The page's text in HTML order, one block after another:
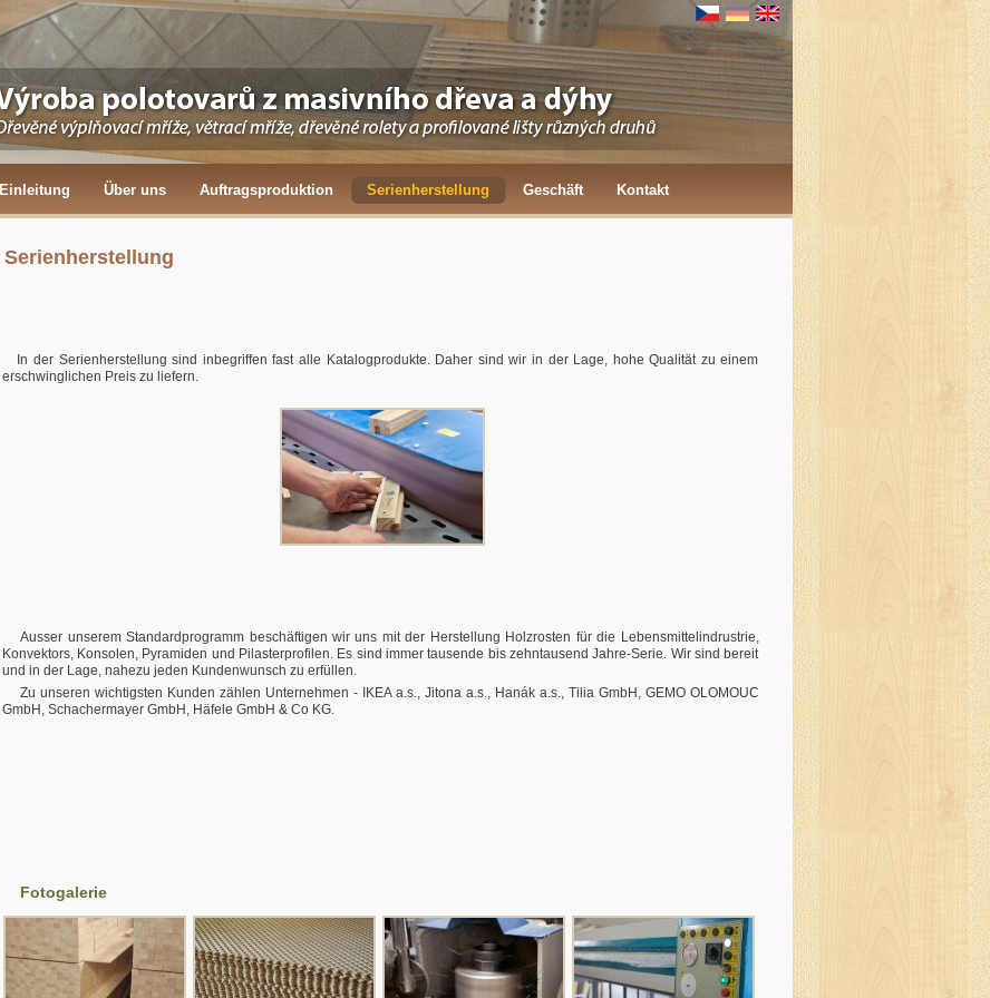
Einleitung Über uns Auftragsproduktion Serienherstellung Geschäft Kontakt
Serienherstellung
In der Serienherstellung sind inbegriffen fast alle Katalogprodukte. Daher sind wir in der Lage, hohe Qualität zu einem
erschwinglichen Preis zu liefern.
Ausser unserem Standardprogramm beschäftigen wir uns mit der Herstellung Holzrosten für die Lebensmittelindrustrie,
Konvektors, Konsolen, Pyramiden und Pilasterprofilen. Es sind immer tausende bis zehntausend Jahre-Serie. Wir sind bereit
und in der Lage, nahezu jeden Kundenwunsch zu erfüllen.
Zu unseren wichtigsten Kunden zählen Unternehmen - IKEA a.s., Jitona a.s., Hanák a.s., Tilia GmbH, GEMO OLOMOUC
GmbH, Schachermayer GmbH, Häfele GmbH & Co KG.
Fotogalerie